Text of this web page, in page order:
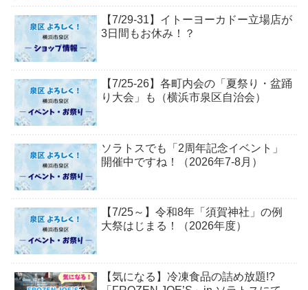
【7/29-31】イトーヨーカドー立場店が
3日間もお休み！？
【7/25-26】各町内会の「夏祭り・盆踊
り大会」も（横浜市泉区自治会）
ソラトスでも「2周年記念イベント」
開催中ですね！（2026年7-8月）
【7/25～】令和8年「須賀神社」の例
大祭はじまる！（2026年度）
【気になる】冷凍食品の詰め放題!?